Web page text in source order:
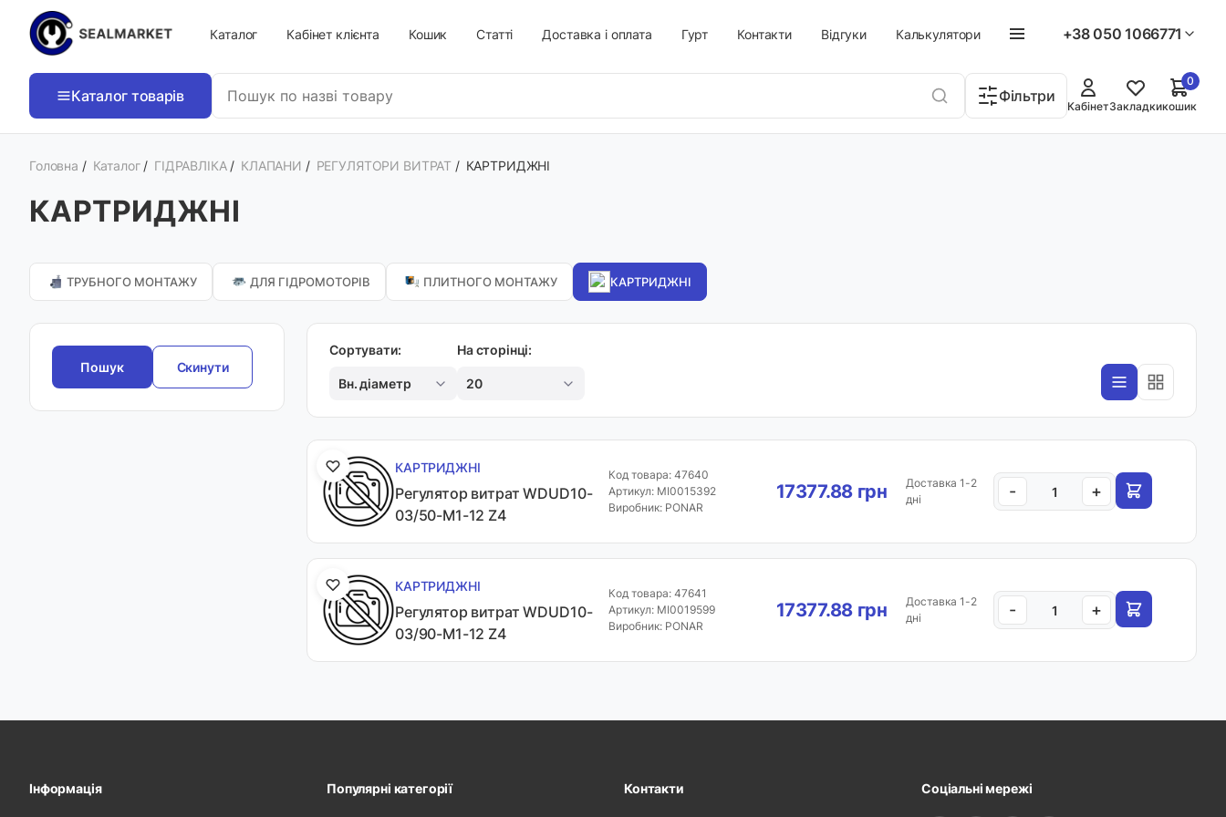
Каталог Кабінет клієнта Кошик Статті Доставка і оплата Гурт Контакти Відгуки Калькулятори +38 050 1066771
Каталог товарів Фільтри
КабінетЗакладкикошик
0
Головна / Каталог / ГІДРАВЛІКА / КЛАПАНИ / РЕГУЛЯТОРИ ВИТРАТ / КАРТРИДЖНІ
КАРТРИДЖНІ
ТРУБНОГО МОНТАЖУ ДЛЯ ГІДРОМОТОРІВ ПЛИТНОГО МОНТАЖУ КАРТРИДЖНІ
Скинути
Сортувати:
Вн. діаметр
На сторінці:
20
КАРТРИДЖНІ
Регулятор витрат WDUD10-
03/50-M1-12 Z4
Код товара: 47640
Артикул: MI0015392
Виробник: PONAR
17377.88 грн
Доставка 1-2
дні
- +
КАРТРИДЖНІ
Регулятор витрат WDUD10-
03/90-M1-12 Z4
Код товара: 47641
Артикул: MI0019599
Виробник: PONAR
17377.88 грн
Доставка 1-2
дні
- +
Інформація Популярні категорії Контакти Соціальні мережі